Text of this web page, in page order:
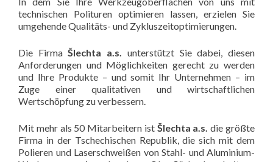
technischen Polituren optimieren lassen, erzielen Sie
umgehende Qualitäts- und Zykluszeitoptimierungen.
Die FirmaŠlechta a.s. unterstützt Sie dabei, diesen
Anforderungen und Möglichkeiten gerecht zu werden
und Ihre Produkte – und somit Ihr Unternehmen – im
Zuge einer qualitativen und wirtschaftlichen
Wertschöpfung zu verbessern.
Mit mehr als 50 Mitarbeitern ist Šlechta a.s. die größte
Firma in der Tschechischen Republik, die sich mit dem
Polieren und Laserschweißen von Stahl- und Aluminium-